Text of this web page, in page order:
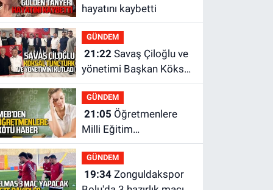
hayatını kaybetti
GÜNDEM
21:22Savaş Çiloğlu ve
yönetimi Başkan Köksal
Tunçtürk’ü kutladı
GÜNDEM
21:05
Milli Eğitim
Bakanlığı'ndan kötü
haber
GÜNDEM
19:34Zonguldakspor